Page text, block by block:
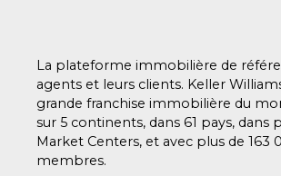
La plateforme immobilière de
agents et leurs clients. Keller
grande franchise immobilière du
sur 5 continents, dans 61 pays, dans
Market Centers, et avec plus de 163
membres.